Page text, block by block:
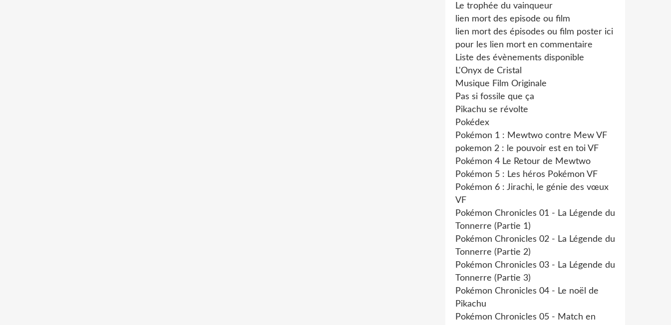
Le trophée du vainqueur
lien mort des episode ou film
lien mort des épisodes ou film poster ici
pour les lien mort en commentaire
Liste des évènements disponible
L'Onyx de Cristal
Musique Film Originale
Pas si fossile que ça
Pikachu se révolte
Pokédex
Pokémon 1 : Mewtwo contre Mew VF
pokemon 2 : le pouvoir est en toi VF
Pokémon 4 Le Retour de Mewtwo
Pokémon 5 : Les héros Pokémon VF
Pokémon 6 : Jirachi, le génie des vœux
VF
Pokémon Chronicles 01 - La Légende du
Tonnerre (Partie 1)
Pokémon Chronicles 02 - La Légende du
Tonnerre (Partie 2)
Pokémon Chronicles 03 - La Légende du
Tonnerre (Partie 3)
Pokémon Chronicles 04 - Le noël de
Pikachu
Pokémon Chronicles 05 - Match en